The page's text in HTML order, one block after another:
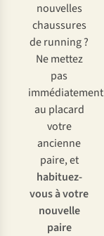
nouvelles
chaussures
de running ?
Ne mettez
pas
immédiatement
au placard
votre
ancienne
paire, et
habituez-
vous à votre
nouvelle
paire